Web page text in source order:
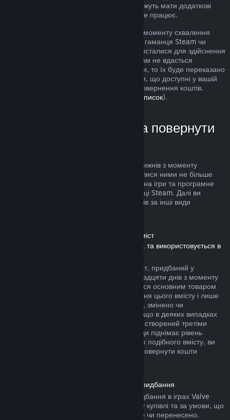
розгляд. Користувачі в деяких країнах можуть мати додаткові
права на повернення за умов, коли гра не працює.
Кошти буде повернуто протягом тижня з моменту схвалення
запиту. Кошти буде переказано назад до гаманця Steam чи
через інший спосіб оплати, яким ви скористалися для здійснення
придбання. Якщо, з будь-яких причин, нам не вдасться
повернути кошти через ваш спосіб оплати, то їх буде переказано
до гаманця Steam. (Деякі способи оплати, що доступні у вашій
країні, можуть не підтримувати функції повернення коштів.
Клацніть тут, щоби переглянути повний список).
У яких випадках можна повернути
Повернути кошти можна протягом двох тижнів з моменту
придбання товарів та якщо ви користувалися ними не більше
двох годин. Ця можливість поширюється на ігри та програмне
забезпечення, яке ви придбали у крамниці Steam. Далі ви
можете довідатися про повернення коштів за інші види
Повернення коштів за завантажуваний вміст
(Вміст, який доступний у крамниці Steam, та використовується в
Повернути кошти за завантажуваний вміст, придбаний у
крамниці Steam, можна протягом чотирнадцяти днів з моменту
придбання, за умови, що ви користувалися основним товаром
не більше двох годин з моменту придбання цього вмісту і лише
якщо його не було повністю використано, змінено чи
перенесено. Будь ласка, майте на увазі, що в деяких випадках
ми не можемо повернути кошти за вміст, створений третіми
особами (наприклад: якщо вміст назавжди піднімає рівень
вашого ігрового персонажа). На сторінках подібного вмісту, ви
побачите примітку, у якій написано, що повернути кошти
Повернення коштів за внутрішньоігрові придбання
Steam дозволяє повернути кошти за придбання в іграх Valve
протягом сорока восьми годин з моменту купівлі та за умови, що
їх не було повністю використано, змінено чи перенесено.